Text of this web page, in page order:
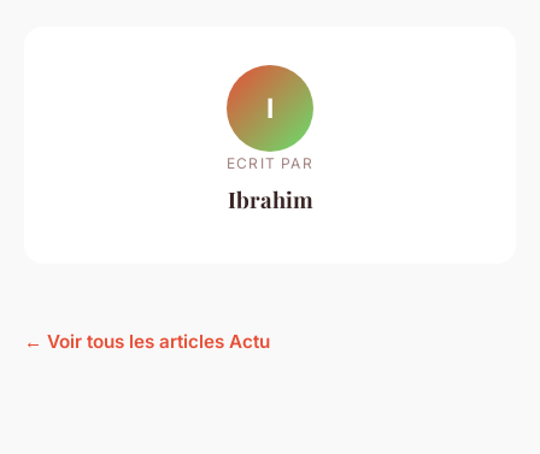
I
ECRIT PAR
Ibrahim
← Voir tous les articles Actu